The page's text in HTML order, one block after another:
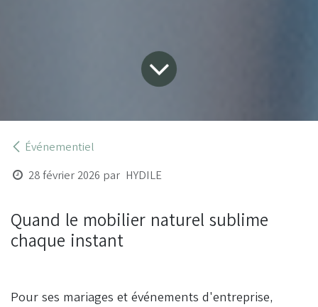
Événementiel
28 février 2026 par HYDILE
Quand le mobilier naturel sublime
chaque instant
Pour ses mariages et événements d'entreprise,